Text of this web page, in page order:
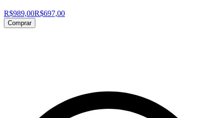
R$989,00R$697,00
Comprar